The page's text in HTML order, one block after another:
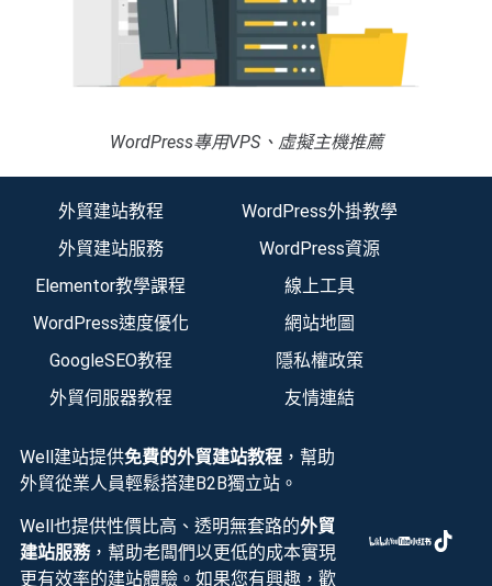
WordPress專用VPS、虛擬主機推薦
外貿建站教程
外貿建站服務
Elementor教學課程
WordPress速度優化
GoogleSEO教程
外貿伺服器教程
WordPress外掛教學
WordPress資源
線上工具
網站地圖
隱私權政策
友情連結
Well建站提供免費的外貿建站教程，幫助
外貿從業人員輕鬆搭建B2B獨立站。
Well也提供性價比高、透明無套路的外貿
建站服務，幫助老闆們以更低的成本實現
更有效率的建站體驗。如果您有興趣，歡